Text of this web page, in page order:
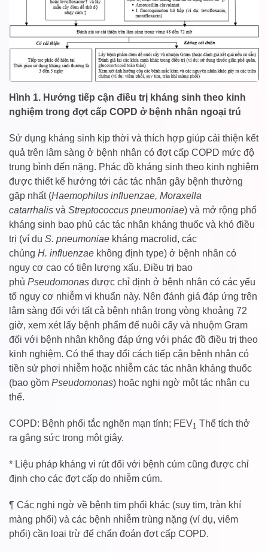
Hình 1. Hướng tiếp cận điều trị kháng sinh theo kinh
nghiệm trong đợt cấp COPD ở bệnh nhân ngoại trú
Sử dụng kháng sinh kịp thời và thích hợp giúp cải thiện kết
quả trên lâm sàng ở bệnh nhân có đợt cấp COPD mức độ
trung bình đến nặng. Phác đồ kháng sinh theo kinh nghiệm
được thiết kế hướng tới các tác nhân gây bệnh thường
gặp nhất (Haemophilus influenzae, Moraxella
catarrhalis và Streptococcus pneumoniae) và mở rộng phổ
kháng sinh bao phủ các tác nhân kháng thuốc và khó điều
trị (ví dụ S. pneumoniae kháng macrolid, các
chủng H. influenzae không định type) ở bệnh nhân có
nguy cơ cao có tiên lượng xấu. Điều trị bao
phủ Pseudomonas được chỉ định ở bệnh nhân có các yếu
tố nguy cơ nhiễm vi khuẩn này. Nên đánh giá đáp ứng trên
lâm sàng đối với tất cả bệnh nhân trong vòng khoảng 72
giờ, xem xét lấy bệnh phẩm để nuôi cấy và nhuộm Gram
đối với bệnh nhân không đáp ứng với phác đồ điều trị theo
kinh nghiệm. Có thể thay đổi cách tiếp cận bệnh nhân có
tiền sử phơi nhiễm hoặc nhiễm các tác nhân kháng thuốc
(bao gồm Pseudomonas) hoặc nghi ngờ một tác nhân cụ
thể.
COPD: Bệnh phổi tắc nghẽn mạn tính; FEV1 Thể tích thở
ra gắng sức trong một giây.
* Liệu pháp kháng vi rút đối với bệnh cúm cũng được chỉ
định cho các đợt cấp do nhiễm cúm.
¶ Các nghi ngờ về bệnh tim phổi khác (suy tim, tràn khí
màng phổi) và các bệnh nhiễm trùng nặng (ví dụ, viêm
phổi) cần loại trừ để chẩn đoán đợt cấp COPD.